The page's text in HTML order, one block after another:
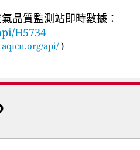
品質監測站即時數據：
H5734
aqicn.org/api/ )